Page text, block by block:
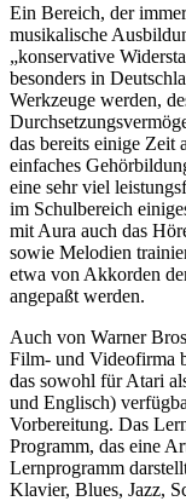
Ein Bereich, der
musikalische
„konservative
besonders in
Werkzeuge werden,
das bereits einige Zeit
einfaches
eine sehr viel
im Schulbereich
mit Aura auch das
sowie Melodien
etwa von Akkorden
angepaßt werden.
Auch von Warner
Film- und Videofirma
das sowohl für Atari
und Englisch)
Vorbereitung. Das
Programm, das eine
Lernprogramm
Klavier, Blues, Jazz,